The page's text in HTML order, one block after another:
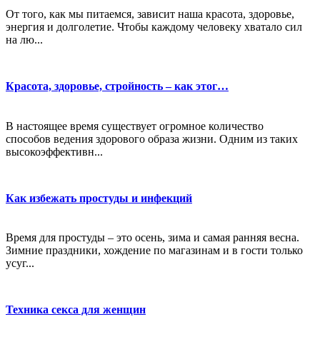
От того, как мы питаемся, зависит наша красота, здоровье,
энергия и долголетие. Чтобы каждому человеку хватало сил
на лю...
Красота, здоровье, стройность – как этог…
В настоящее время существует огромное количество
способов ведения здорового образа жизни. Одним из таких
высокоэффективн...
Как избежать простуды и инфекций
Время для простуды – это осень, зима и самая ранняя весна.
Зимние праздники, хождение по магазинам и в гости только
усуг...
Техника секса для женщин